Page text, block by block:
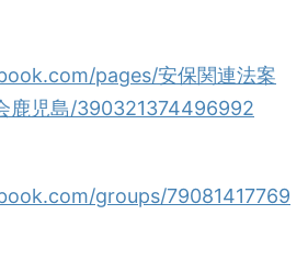
pages/安保関連法案
鹿児島/390321374496992
groups/79081417769